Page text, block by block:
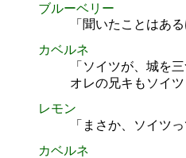
ブルーベリー
「聞いたことはあ
カベルネ
「ソイツが、城を
オレの兄キもソイ
レモン
「まさか、ソイツ
カベルネ